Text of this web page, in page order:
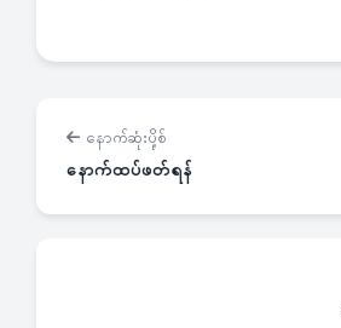
နောက်ဆုံးပို့စ်
နောက်ထပ်ဖတ်ရန်